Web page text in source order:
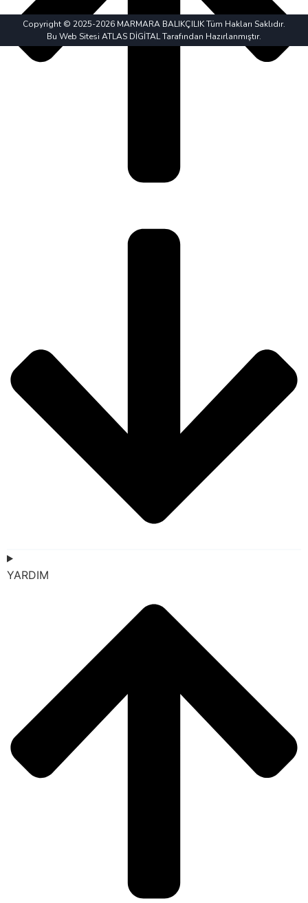
YARDIM
Copyright © 2025-2026 MARMARA BALIKÇILIK Tüm Hakları Saklıdır.
Bu Web Sitesi ATLAS DİGİTAL Tarafından Hazırlanmıştır.